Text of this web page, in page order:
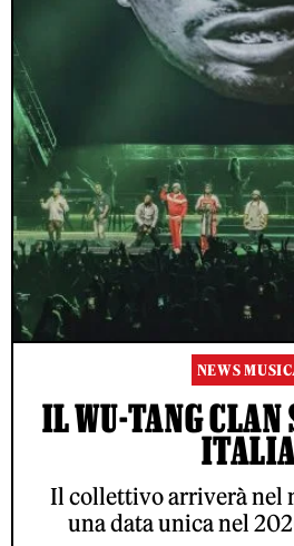
NEWS
IL WU-TANG CLAN
Il collettivo arriverà nel
una data unica nel